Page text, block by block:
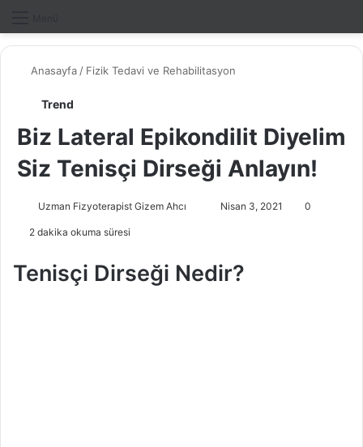
Anasayfa / Fizik Tedavi ve Rehabilitasyon
Trend
Biz Lateral Epikondilit Diyelim
Siz Tenisçi Dirseği Anlayın!
Uzman Fizyoterapist Gizem Ahcı
-
Nisan 3, 2021 0
2 dakika okuma süresi
Tenisçi Dirseği Nedir?